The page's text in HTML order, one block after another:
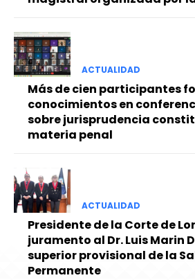
ACTUALIDAD
Más de cien participantes
conocimientos en
sobre jurisprudencia
materia penal
ACTUALIDAD
Presidente de la Corte de
juramento al Dr. Luis Marin
superior provisional de la
Permanente